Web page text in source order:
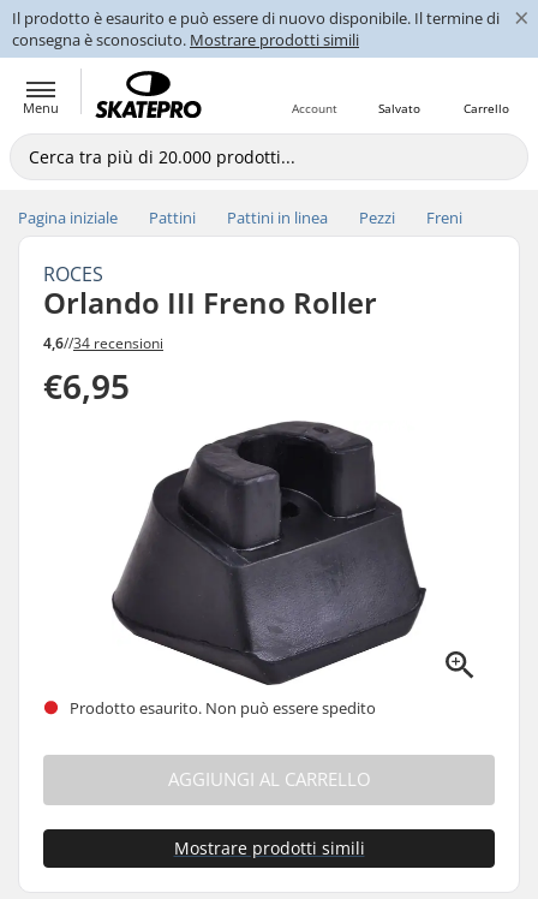
Il prodotto è esaurito e può essere di nuovo disponibile. Il termine di
consegna è sconosciuto. Mostrare prodotti simili
×
Menu Carrello
Salvato
Account
Pagina iniziale Pattini Pattini in linea Pezzi Freni
ROCES
Orlando III Freno Roller
4,6//34 recensioni
€6,95
Prodotto esaurito. Non può essere spedito
AGGIUNGI AL CARRELLO
Mostrare prodotti simili